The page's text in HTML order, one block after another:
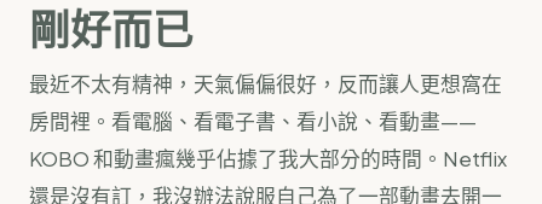
剛好而已
最近不太有精神，天氣偏偏很好，反而讓人更想窩在
房間裡。看電腦、看電子書、看小說、看動畫——
KOBO 和動畫瘋幾乎佔據了我大部分的時間。Netflix
還是沒有訂，我沒辦法說服自己為了一部動畫去開一